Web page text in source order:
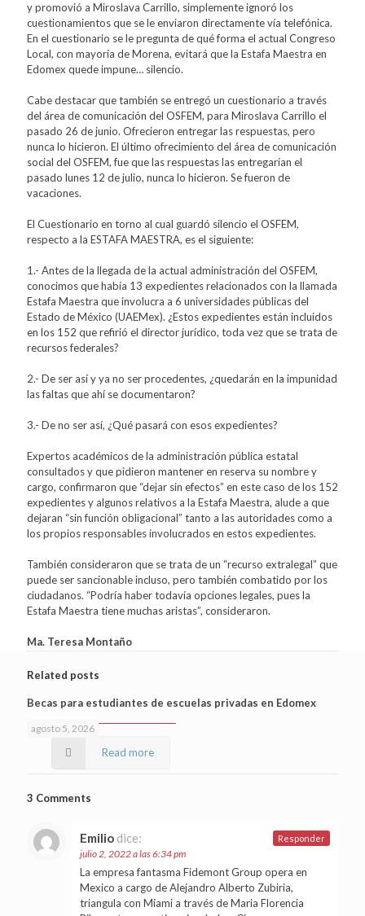
y promovió a Miroslava Carrillo, simplemente ignoró los
cuestionamientos que se le enviaron directamente vía telefónica.
En el cuestionario se le pregunta de qué forma el actual Congreso
Local, con mayoría de Morena, evitará que la Estafa Maestra en
Edomex quede impune… silencio.
Cabe destacar que también se entregó un cuestionario a través
del área de comunicación del OSFEM, para Miroslava Carrillo el
pasado 26 de junio. Ofrecieron entregar las respuestas, pero
nunca lo hicieron. El último ofrecimiento del área de comunicación
social del OSFEM, fue que las respuestas las entregarían el
pasado lunes 12 de julio, nunca lo hicieron. Se fueron de
vacaciones.
El Cuestionario en torno al cual guardó silencio el OSFEM,
respecto a la ESTAFA MAESTRA, es el siguiente:
1.- Antes de la llegada de la actual administración del OSFEM,
conocimos que había 13 expedientes relacionados con la llamada
Estafa Maestra que involucra a 6 universidades públicas del
Estado de México (UAEMex). ¿Estos expedientes están incluidos
en los 152 que refirió el director jurídico, toda vez que se trata de
recursos federales?
2.- De ser así y ya no ser procedentes, ¿quedarán en la impunidad
las faltas que ahí se documentaron?
3.- De no ser así, ¿Qué pasará con esos expedientes?
Expertos académicos de la administración pública estatal
consultados y que pidieron mantener en reserva su nombre y
cargo, confirmaron que “dejar sin efectos” en este caso de los 152
expedientes y algunos relativos a la Estafa Maestra, alude a que
dejaran “sin función obligacional” tanto a las autoridades como a
los propios responsables involucrados en estos expedientes.
También consideraron que se trata de un “recurso extralegal” que
puede ser sancionable incluso, pero también combatido por los
ciudadanos. “Podría haber todavía opciones legales, pues la
Estafa Maestra tiene muchas aristas”, consideraron.
Ma. Teresa Montaño
Related posts
agosto 5, 2026
Becas para estudiantes de escuelas privadas en Edomex
Read more
3 Comments
Emilio dice:
julio 2, 2022 a las 6:34 pm
La empresa fantasma Fidemont Group opera en
Mexico a cargo de Alejandro Alberto Zubiria,
triangula con Miami a través de Maria Florencia
Responder